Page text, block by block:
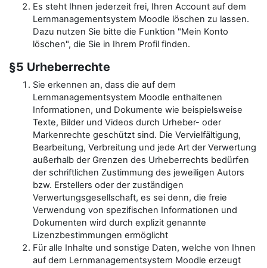
Es steht Ihnen jederzeit frei, Ihren Account auf dem
Lernmanagementsystem Moodle löschen zu lassen.
Dazu nutzen Sie bitte die Funktion "Mein Konto
löschen", die Sie in Ihrem Profil finden.
§5 Urheberrechte
Sie erkennen an, dass die auf dem
Lernmanagementsystem Moodle enthaltenen
Informationen, und Dokumente wie beispielsweise
Texte, Bilder und Videos durch Urheber- oder
Markenrechte geschützt sind. Die Vervielfältigung,
Bearbeitung, Verbreitung und jede Art der Verwertung
außerhalb der Grenzen des Urheberrechts bedürfen
der schriftlichen Zustimmung des jeweiligen Autors
bzw. Erstellers oder der zuständigen
Verwertungsgesellschaft, es sei denn, die freie
Verwendung von spezifischen Informationen und
Dokumenten wird durch explizit genannte
Lizenzbestimmungen ermöglicht
Für alle Inhalte und sonstige Daten, welche von Ihnen
auf dem Lernmanagementsystem Moodle erzeugt